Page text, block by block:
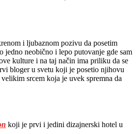
i ljubaznom pozivu da posetim
neobično i lepo putovanje gde sam
kulture i na taj način ima priliku da se
bloger u svetu koji je posetio njihovu
srcem koja je uvek spremna da
koji je prvi i jedini dizajnerski hotel u